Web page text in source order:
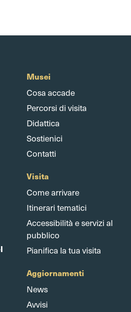
Musei
Cosa accade
Percorsi di visita
Didattica
Sostienici
Contatti
Visita
Come arrivare
Itinerari tematici
Accessibilità e servizi al
pubblico
Pianifica la tua visita
Aggiornamenti
News
Avvisi